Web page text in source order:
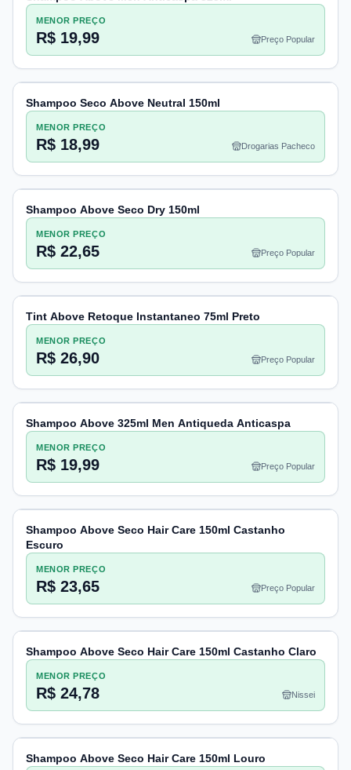
MENOR PREÇO
R$ 19,99 Preço Popular
Shampoo Seco Above Neutral 150ml
MENOR PREÇO
R$ 18,99 Drogarias Pacheco
Shampoo Above Seco Dry 150ml
MENOR PREÇO
R$ 22,65 Preço Popular
Tint Above Retoque Instantaneo 75ml Preto
MENOR PREÇO
R$ 26,90 Preço Popular
Shampoo Above 325ml Men Antiqueda Anticaspa
MENOR PREÇO
R$ 19,99 Preço Popular
Shampoo Above Seco Hair Care 150ml Castanho
Escuro
MENOR PREÇO
R$ 23,65 Preço Popular
Shampoo Above Seco Hair Care 150ml Castanho Claro
MENOR PREÇO
R$ 24,78 Nissei
Shampoo Above Seco Hair Care 150ml Louro